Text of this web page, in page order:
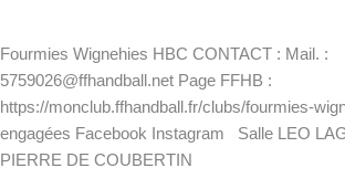
Fourmies Wignehies HBC CONTACT : Mail. :
5759026@ffhandball.net Page FFHB :
https://monclub.ffhandball.fr/clubs/fourmies-
engagées Facebook Instagram Salle LEO
PIERRE DE COUBERTIN